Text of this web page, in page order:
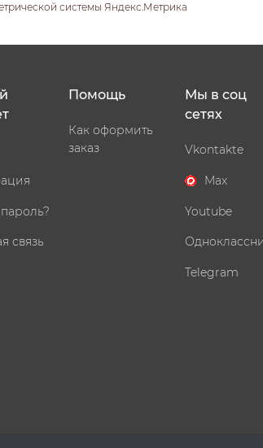
системы Яндекс.Метрика
связь
Помощь
Как оформить
заказ
Мы в соц
сетях
Vkontakte
Max
Youtube
Telegram